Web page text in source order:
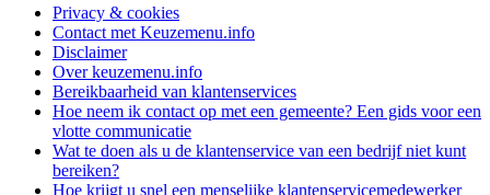
Privacy & cookies
Contact met Keuzemenu.info
Disclaimer
Over keuzemenu.info
Bereikbaarheid van klantenservices
Hoe neem ik contact op met een gemeente? Een gids voor een
vlotte communicatie
Wat te doen als u de klantenservice van een bedrijf niet kunt
bereiken?
Hoe krijgt u snel een menselijke klantenservicemedewerker